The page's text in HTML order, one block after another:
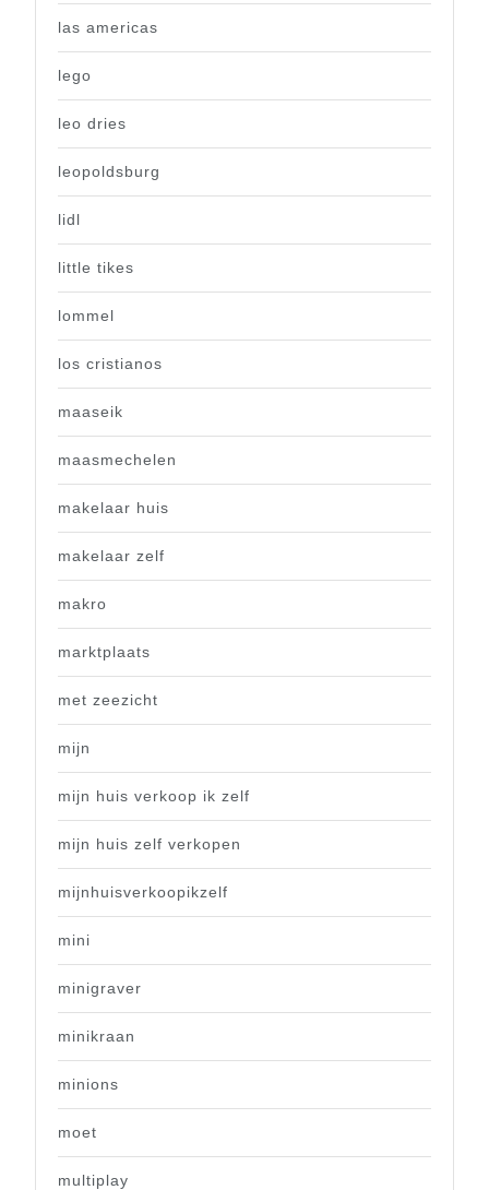
las americas
lego
leo dries
leopoldsburg
lidl
little tikes
lommel
los cristianos
maaseik
maasmechelen
makelaar huis
makelaar zelf
makro
marktplaats
met zeezicht
mijn
mijn huis verkoop ik zelf
mijn huis zelf verkopen
mijnhuisverkoopikzelf
mini
minigraver
minikraan
minions
moet
multiplay